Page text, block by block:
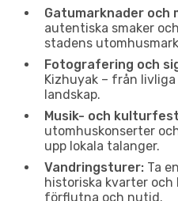
Gatumarknader och
autentiska smaker
stadens
Fotografering och
Kizhuyak – från
landskap.
Musik- och
utomhuskonserter
upp lokala talanger.
Vandringsturer: Ta
historiska kvarter och
förflutna och nutid.